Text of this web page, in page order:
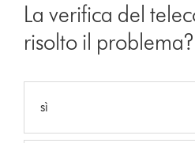
La verifica del
risolto il problema?
sì